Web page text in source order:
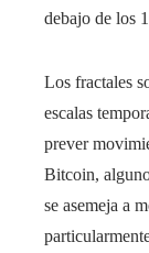
debajo de los
Los fractales
escalas
prever
Bitcoin,
se asemeja a